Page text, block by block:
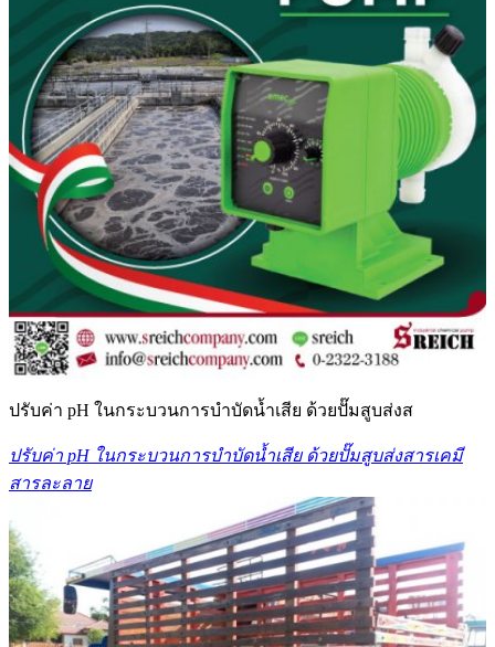
ปรับค่า pH ในกระบวนการบำบัดน้ำเสีย ด้วยปั๊มสูบส่งส
ปรับค่า pH ในกระบวนการบำบัดน้ำเสีย ด้วยปั๊มสูบส่งสารเคมี
สารละลาย